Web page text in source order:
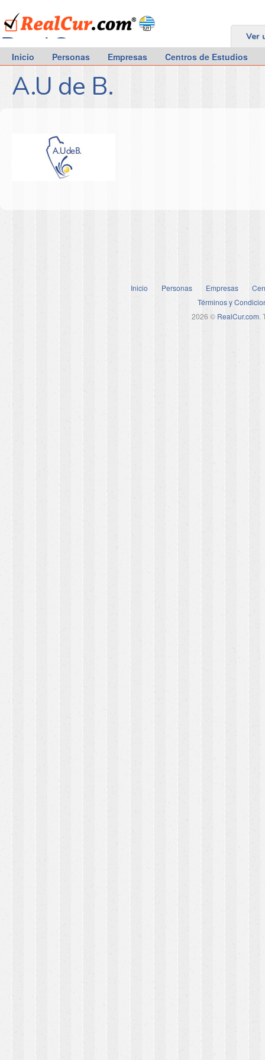
RealCur.com Ver
Inicio Personas Empresas Centros de Estudios
A.U de B.
Inicio Personas Empresas
Términos y
2026 © RealCur.com.